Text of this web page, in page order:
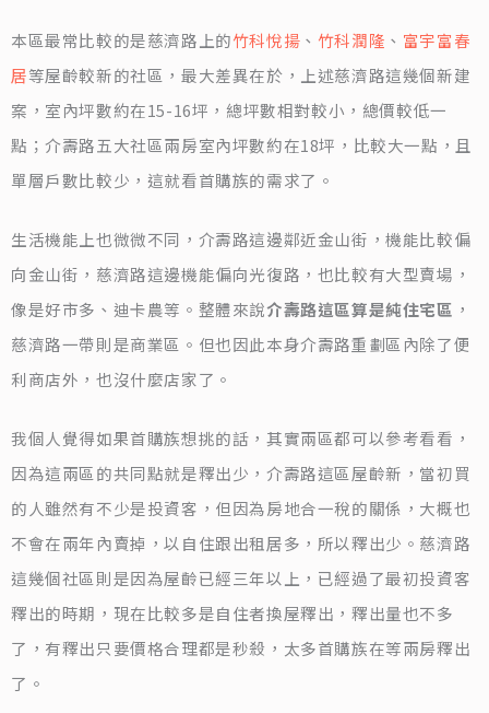
本區最常比較的是慈濟路上的竹科悅揚 、 竹科潤隆 、 富宇富春
居等屋齡較新的社區，最大差異在於，上述慈濟路這幾個新建
案，室內坪數約在15-16坪，總坪數相對較小，總價較低一
點；介壽路五大社區兩房室內坪數約在18坪，比較大一點，且
單層戶數比較少，這就看首購族的需求了。
生活機能上也微微不同，介壽路這邊鄰近金山街，機能比較偏
向金山街，慈濟路這邊機能偏向光復路，也比較有大型賣場，
像是好市多、迪卡農等。整體來說介壽路這區算是純住宅區 ，
慈濟路一帶則是商業區。但也因此本身介壽路重劃區內除了便
利商店外，也沒什麼店家了。
我個人覺得如果首購族想挑的話，其實兩區都可以參考看看，
因為這兩區的共同點就是釋出少，介壽路這區屋齡新，當初買
的人雖然有不少是投資客，但因為房地合一稅的關係，大概也
不會在兩年內賣掉，以自住跟出租居多，所以釋出少。慈濟路
這幾個社區則是因為屋齡已經三年以上，已經過了最初投資客
釋出的時期，現在比較多是自住者換屋釋出，釋出量也不多
了，有釋出只要價格合理都是秒殺，太多首購族在等兩房釋出
了。